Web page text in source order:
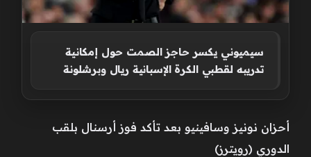
سيميوني يكسر حاجز الصمت حول إمكانية
تدريبه لقطبي الكرة الإسبانية ريال وبرشلونة
أحزان نونيز وسافينيو بعد تأكد فوز أرسنال بلقب
الدوري (رويترز)